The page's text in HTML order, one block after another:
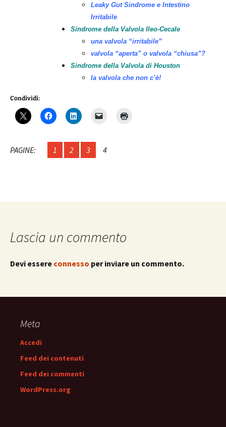
Leaky Gut Sindrome e Intestino
Irritabile
Sindrome della Valvola Ileo-Cecale
una valvola “irritabile”
valvola “aperta” o valvola “chiusa”?
Sindrome della Valvola di Houston
la valvola che non c’è!
Condividi:
PAGINE: 1 2 3 4
Lascia un commento
Devi essere connesso per inviare un commento.
Meta
Accedi
Feed dei contenuti
Feed dei commenti
WordPress.org